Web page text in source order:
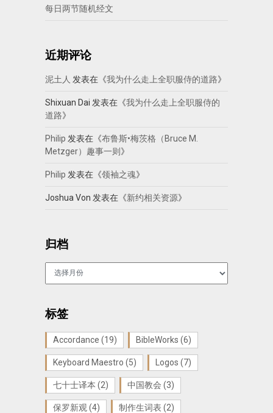
每日两节随机经文
近期评论
泥土人 发表在《我为什么走上全职服侍的道路》
Shixuan Dai 发表在《我为什么走上全职服侍的
道路》
Philip 发表在《布鲁斯•梅茨格（Bruce M.
Metzger）趣事一则 》
Philip 发表在《领袖之魂》
Joshua Von 发表在《新约相关资源》
归档
标签
Accordance (19) BibleWorks (6)
Keyboard Maestro (5) Logos (7)
七十士译本 (2) 中国教会 (3)
保罗新观 (4) 制作生词表 (2)